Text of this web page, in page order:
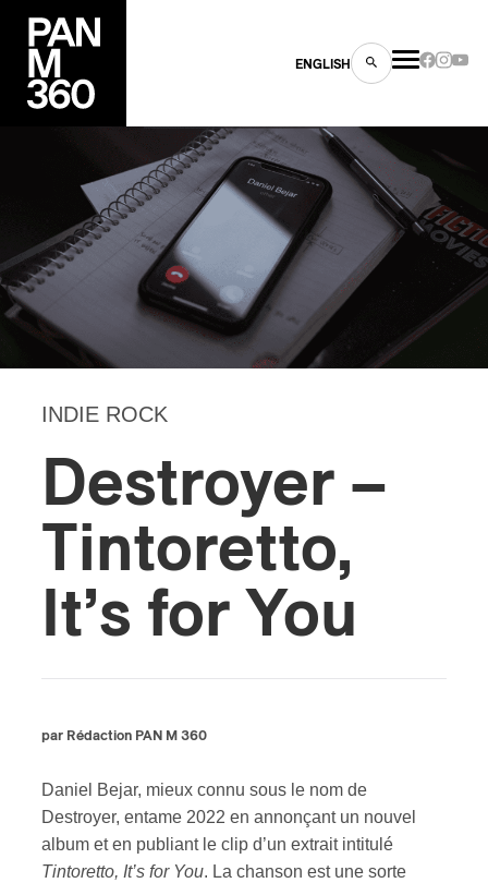
ENGLISH
INDIE ROCK
Destroyer –
Tintoretto,
It’s for You
par Rédaction PAN M 360
Daniel Bejar, mieux connu sous le nom de
Destroyer, entame 2022 en annonçant un nouvel
album et en publiant le clip d’un extrait intitulé
Tintoretto, It’s for You. La chanson est une sorte